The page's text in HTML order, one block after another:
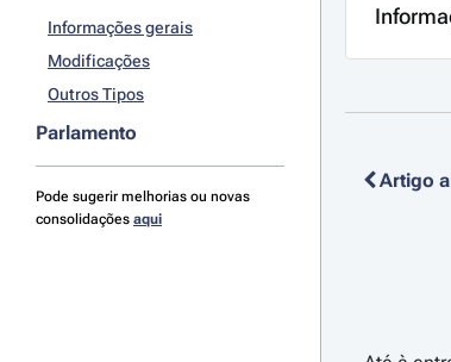
Informações gerais
Modificações
Outros Tipos
Parlamento
Pode sugerir melhorias ou novas
consolidações aqui
Artigo